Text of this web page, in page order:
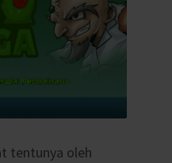
tentunya oleh